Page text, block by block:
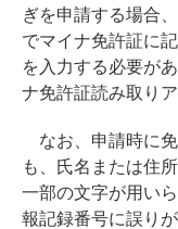
ぎを申請する場合
でマイナ免許証に
を入力する必要が
ナ免許証読み取り
なお、申請時に
も、氏名または住
一部の文字が用い
報記録番号に誤り